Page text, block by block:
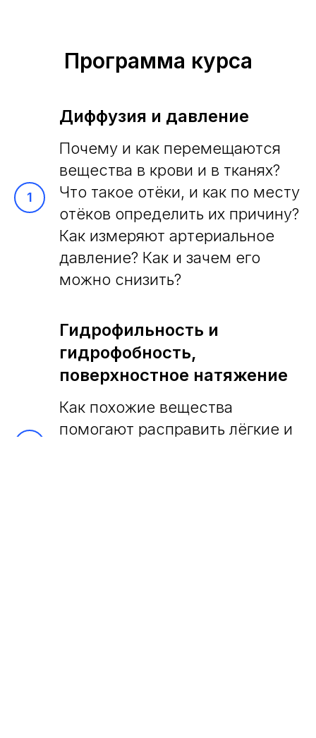
Программа курса
Диффузия и давление
Почему и как перемещаются
вещества в крови и в тканях?
Что такое отёки, и как по месту
отёков определить их причину?
Как измеряют артериальное
давление? Как и зачем его
можно снизить?
Гидрофильность и
гидрофобность,
поверхностное натяжение
Как похожие вещества
помогают расправить лёгкие и